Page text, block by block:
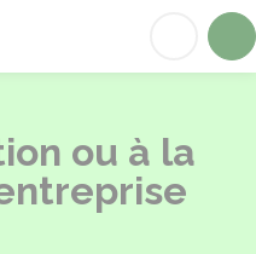
ou à la